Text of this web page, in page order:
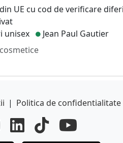
UE cu cod de verificare
unisex
Jean Paul Gautier
| Politica de confidentialitate